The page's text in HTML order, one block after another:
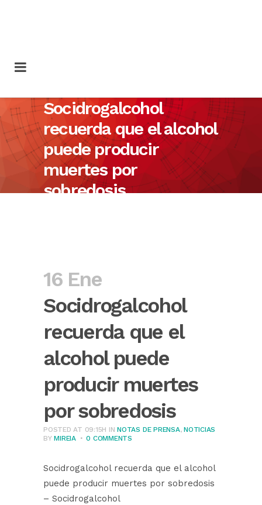
Socidrogalcohol
recuerda que el alcohol
puede producir
muertes por
sobredosis
16 Ene
Socidrogalcohol
recuerda que el
alcohol puede
producir muertes
por sobredosis
POSTED AT 09:15H INNOTAS DE PRENSA,NOTICIAS
BYMIREIA 0 COMMENTS
Socidrogalcohol recuerda que el alcohol
puede producir muertes por sobredosis
– Socidrogalcohol